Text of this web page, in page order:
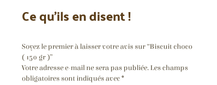
Ce qu’ils en disent !
Soyez le premier à laisser votre avis sur “Biscuit choco
( 150 gr )”
Votre adresse e-mail ne sera pas publiée. Les champs
obligatoires sont indiqués avec*